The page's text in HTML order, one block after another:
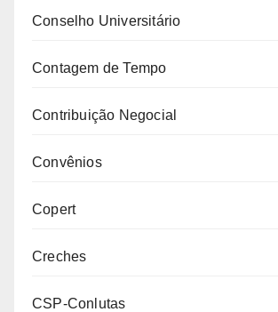
Conselho Universitário
Contagem de Tempo
Contribuição Negocial
Convênios
Copert
Creches
CSP-Conlutas